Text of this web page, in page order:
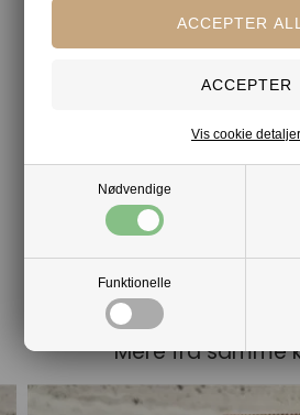
Nødvendige
Funktionelle
Vis cookie detaljer
Mere fra samme